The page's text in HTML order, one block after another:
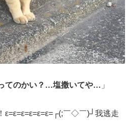
てのかい？…塩撒いてや… 」
ε=ε=ε=ε=ε=ε=┌(;￣◇￣)┘我逃走